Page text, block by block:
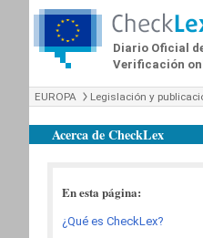
Diario Oficial
Verificación
EUROPA Legislación y
Acerca de CheckLex
En esta página:
¿Qué es CheckLex?